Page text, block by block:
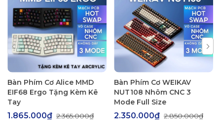
- Tần số đáp ứng rộng từ 20Hz đến 40kHz
- Độ nhạy cao
Cáp dài, linh hoạt sử dụng
Bàn Phím Cơ Alice MMD
EIF68 Ergo Tặng Kèm Kê
Tay
1.865.000₫ 2.365.000₫
Bàn Phím Cơ WEIKAV
NUT108 Nhôm CNC 3
Mode Full Size
2.350.000₫ 2.850.000₫